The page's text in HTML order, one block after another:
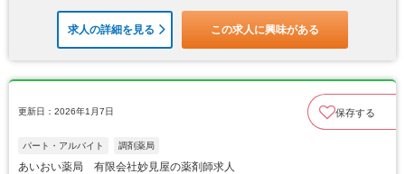
求人の詳細を見る この求人に興味がある
更新日：2026年1月7日 保存する
パート・アルバイト 調剤薬局
あいおい薬局 有限会社妙見屋の薬剤師求人